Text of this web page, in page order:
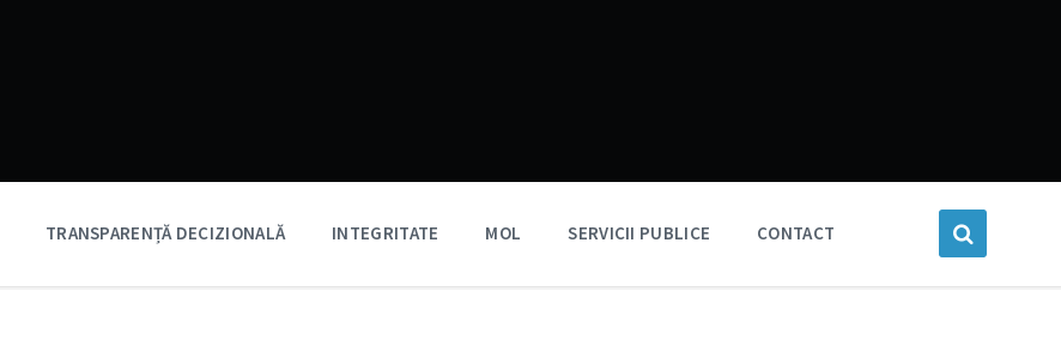
TRANSPARENȚĂ DECIZIONALĂ INTEGRITATE MOL SERVICII PUBLICE CONTACT